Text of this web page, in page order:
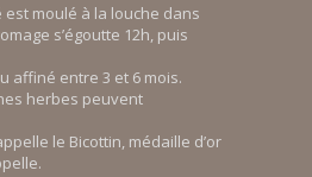
est moulé à la louche dans
s’égoutte 12h, puis
affiné entre 3 et 6 mois.
herbes peuvent
le Bicottin, médaille d’or